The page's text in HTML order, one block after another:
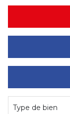
Type de bien